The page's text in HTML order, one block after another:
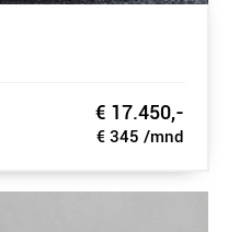
€ 17.450,-
€ 345 /mnd